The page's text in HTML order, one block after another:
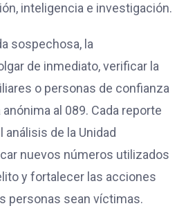
inteligencia e investigación.
sospechosa, la
de inmediato, verificar la
o personas de confianza
al 089. Cada reporte
de la Unidad
nuevos números utilizados
y fortalecer las acciones
personas sean víctimas.